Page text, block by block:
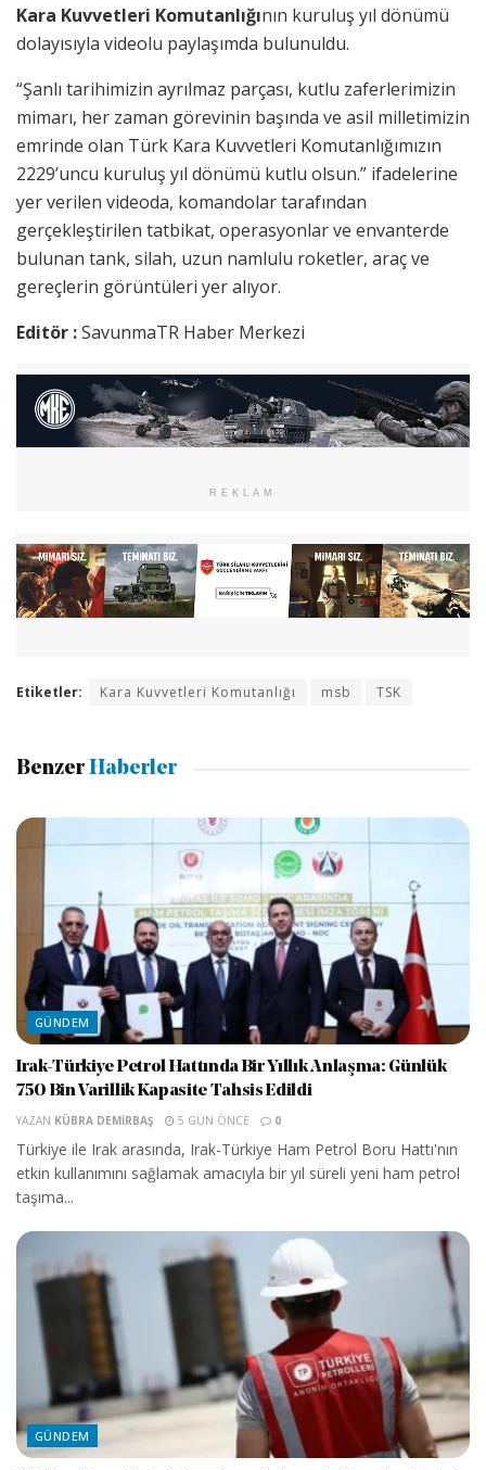
Kara Kuvvetleri Komutanlığının kuruluş yıl dönümü
dolayısıyla videolu paylaşımda bulunuldu.
“Şanlı tarihimizin ayrılmaz parçası, kutlu zaferlerimizin
mimarı, her zaman görevinin başında ve asil milletimizin
emrinde olan Türk Kara Kuvvetleri Komutanlığımızın
2229’uncu kuruluş yıl dönümü kutlu olsun.” ifadelerine
yer verilen videoda, komandolar tarafından
gerçekleştirilen tatbikat, operasyonlar ve envanterde
bulunan tank, silah, uzun namlulu roketler, araç ve
gereçlerin görüntüleri yer alıyor.
Editör :SavunmaTR Haber Merkezi
REKLAM
Etiketler: Kara Kuvvetleri Komutanlığı msb TSK
Benzer Haberler
GÜNDEM
Irak-Türkiye Petrol Hattında Bir Yıllık Anlaşma: Günlük
750 Bin Varillik Kapasite Tahsis Edildi
YAZAN KÜBRA DEMIRBAŞ 5 GÜN ÖNCE 0
Türkiye ile Irak arasında, Irak-Türkiye Ham Petrol Boru Hattı'nın
etkin kullanımını sağlamak amacıyla bir yıl süreli yeni ham petrol
taşıma...
GÜNDEM